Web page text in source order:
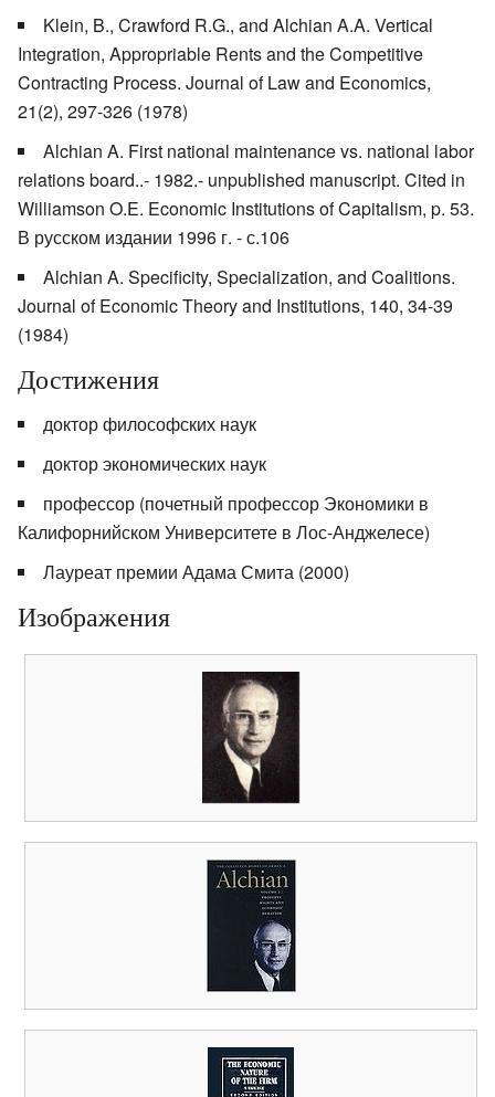
Klein, B., Crawford R.G., and Alchian A.A. Vertical
Integration, Appropriable Rents and the Competitive
Contracting Process. Journal of Law and Economics,
21(2), 297-326 (1978)
Alchian A. First national maintenance vs. national labor
relations board..- 1982.- unpublished manuscript. Cited in
Williamson O.E. Economic Institutions of Capitalism, p. 53.
В русском издании 1996 г. - с.106
Alchian A. Specificity, Specialization, and Coalitions.
Journal of Economic Theory and Institutions, 140, 34-39
(1984)
Достижения
доктор философских наук
доктор экономических наук
профессор (почетный профессор Экономики в
Калифорнийском Университете в Лос-Анджелесе)
Лауреат премии Адама Смита (2000)
Изображения